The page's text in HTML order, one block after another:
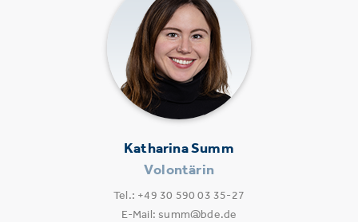
Katharina Summ
Volontärin
Tel.: +49 30 590 03 35-27
E-Mail: summ@bde.de